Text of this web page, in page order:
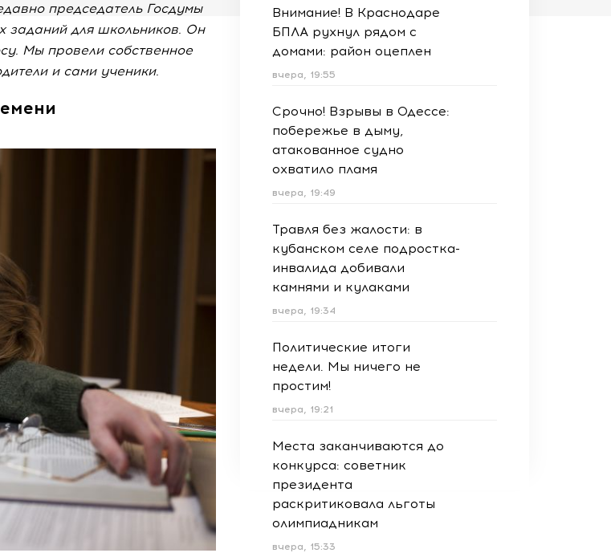
председатель Госдумы
заданий для школьников. Он
Мы провели собственное
и сами ученики.
Внимание! В Краснодаре
БПЛА рухнул рядом с
домами: район оцеплен
вчера, 19:55
Срочно! Взрывы в Одессе:
побережье в дыму,
атакованное судно
охватило пламя
вчера, 19:49
Травля без жалости: в
кубанском селе подростка-
инвалида добивали
камнями и кулаками
вчера, 19:34
Политические итоги
недели. Мы ничего не
простим!
вчера, 19:21
Места заканчиваются до
конкурса: советник
президента
раскритиковала льготы
олимпиадникам
вчера, 15:33